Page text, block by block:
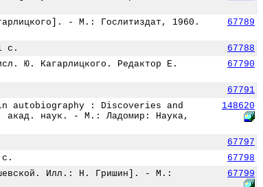
- М.: Гослитиздат, 1960.
67789
с.
67788
Ю. Кагарлицкого. Редактор Е.
67790
67791
autobiography : Discoveries and
акад. наук. - М.: Ладомир: Наука,
148620
67797
67798
Илл.: Н. Гришин]. - М.:
67799